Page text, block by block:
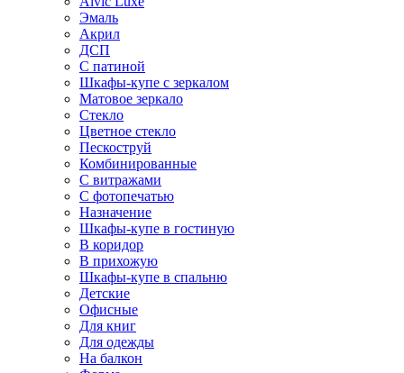
Эмаль
Акрил
ДСП
С патиной
Шкафы-купе с зеркалом
Матовое зеркало
Стекло
Цветное стекло
Пескоструй
Комбинированные
С витражами
С фотопечатью
Назначение
Шкафы-купе в гостиную
В коридор
В прихожую
Шкафы-купе в спальню
Детские
Офисные
Для книг
Для одежды
На балкон